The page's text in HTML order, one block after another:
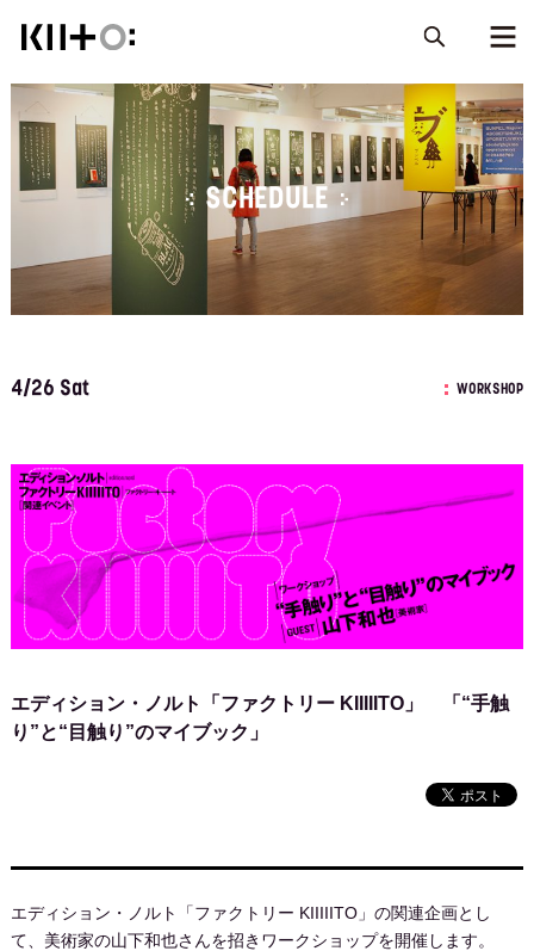
SCHEDULE
4/26 Sat WORKSHOP
エディション・ノルト「ファクトリー KIIIIITO」 「“手触
り”と“目触り”のマイブック」
エディション・ノルト「ファクトリー KIIIIITO」の関連企画とし
て、美術家の山下和也さんを招きワークショップを開催します。